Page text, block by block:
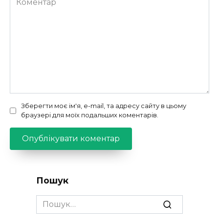
Зберегти моє ім'я, e-mail, та адресу сайту в цьому
браузері для моїх подальших коментарів.
Пошук
Search
for: